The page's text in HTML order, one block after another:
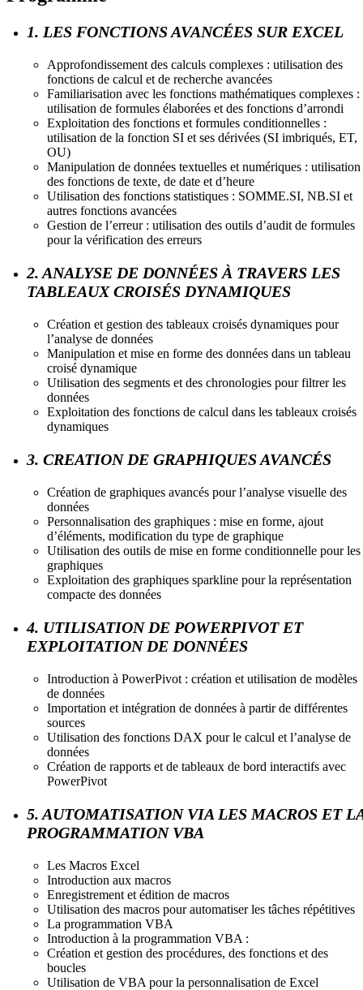
1. LES FONCTIONS AVANCÉES SUR EXCEL
Approfondissement des calculs complexes : utilisation des
fonctions de calcul et de recherche avancées
Familiarisation avec les fonctions mathématiques complexes :
utilisation de formules élaborées et des fonctions d’arrondi
Exploitation des fonctions et formules conditionnelles :
utilisation de la fonction SI et ses dérivées (SI imbriqués, ET,
OU)
Manipulation de données textuelles et numériques : utilisation
des fonctions de texte, de date et d’heure
Utilisation des fonctions statistiques : SOMME.SI, NB.SI et
autres fonctions avancées
Gestion de l’erreur : utilisation des outils d’audit de formules
pour la vérification des erreurs
2. ANALYSE DE DONNÉES À TRAVERS LES
TABLEAUX CROISÉS DYNAMIQUES
Création et gestion des tableaux croisés dynamiques pour
l’analyse de données
Manipulation et mise en forme des données dans un tableau
croisé dynamique
Utilisation des segments et des chronologies pour filtrer les
données
Exploitation des fonctions de calcul dans les tableaux croisés
dynamiques
3. CREATION DE GRAPHIQUES AVANCÉS
Création de graphiques avancés pour l’analyse visuelle des
données
Personnalisation des graphiques : mise en forme, ajout
d’éléments, modification du type de graphique
Utilisation des outils de mise en forme conditionnelle pour les
graphiques
Exploitation des graphiques sparkline pour la représentation
compacte des données
4. UTILISATION DE POWERPIVOT ET
EXPLOITATION DE DONNÉES
Introduction à PowerPivot : création et utilisation de modèles
de données
Importation et intégration de données à partir de différentes
sources
Utilisation des fonctions DAX pour le calcul et l’analyse de
données
Création de rapports et de tableaux de bord interactifs avec
PowerPivot
5. AUTOMATISATION VIA LES MACROS ET
PROGRAMMATION VBA
Les Macros Excel
Introduction aux macros
Enregistrement et édition de macros
Utilisation des macros pour automatiser les tâches répétitives
La programmation VBA
Introduction à la programmation VBA :
Création et gestion des procédures, des fonctions et des
boucles
Utilisation de VBA pour la personnalisation de Excel